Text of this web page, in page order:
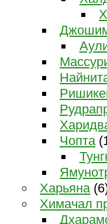
Чопта
Харьяна
Химачал